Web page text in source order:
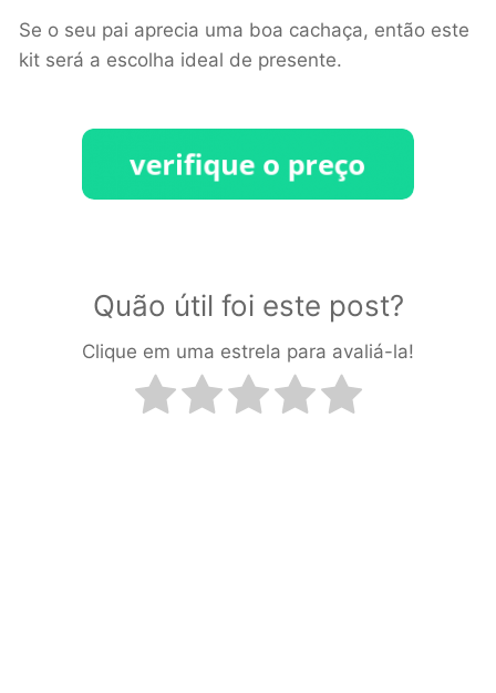
Se o seu pai aprecia uma boa cachaça, então este
kit será a escolha ideal de presente.
Quão útil foi este post?
Clique em uma estrela para avaliá-la!